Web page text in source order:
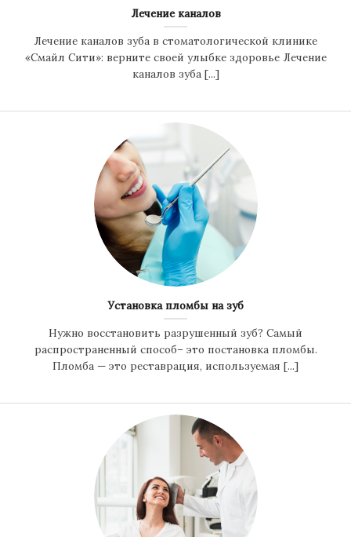
Лечение каналов
Лечение каналов зуба в стоматологической клинике
«Смайл Сити»: верните своей улыбке здоровье Лечение
каналов зуба [...]
Установка пломбы на зуб
Нужно восстановить разрушенный зуб? Самый
распространенный способ– это постановка пломбы.
Пломба — это реставрация, используемая [...]